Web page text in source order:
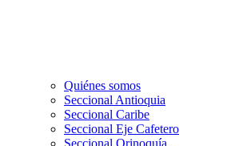
Quiénes somos
Seccional Antioquia
Seccional Caribe
Seccional Eje Cafetero
Seccional Orinoquía